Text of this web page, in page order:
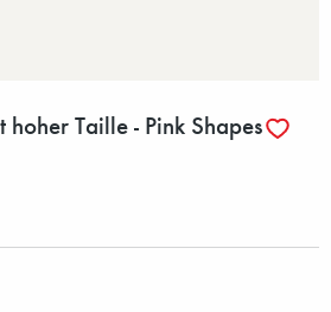
Taille - Pink Shapes